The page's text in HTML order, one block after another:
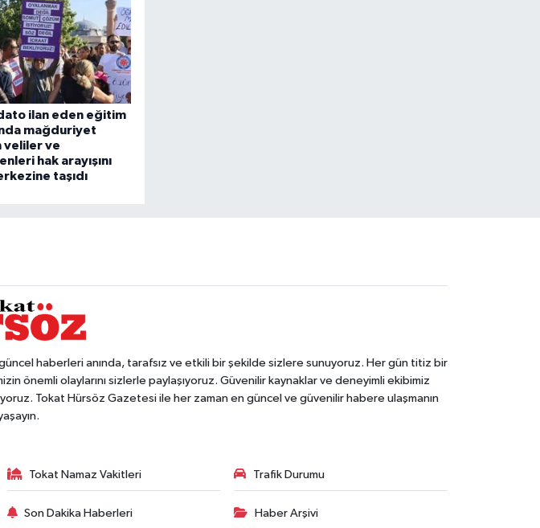
ilan eden eğitim
mağduriyet
veliler ve
hak arayışını
taşıdı
haberleri anında, tarafsız ve etkili bir şekilde sizlere sunuyoruz. Her gün titiz bir
önemli olaylarını sizlerle paylaşıyoruz. Güvenilir kaynaklar ve deneyimli ekibimiz
Tokat Hürsöz Gazetesi ile her zaman en güncel ve güvenilir habere ulaşmanın
Tokat Namaz Vakitleri Trafik Durumu
Son Dakika Haberleri Haber Arşivi